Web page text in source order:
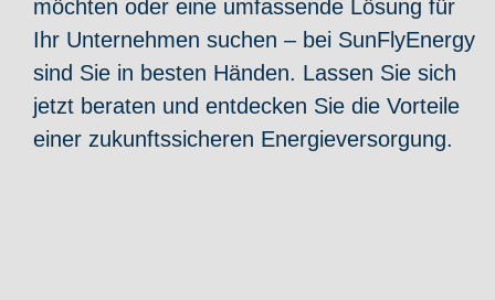
möchten oder eine umfassende Lösung für
Ihr Unternehmen suchen – bei SunFlyEnergy
sind Sie in besten Händen. Lassen Sie sich
jetzt beraten und entdecken Sie die Vorteile
einer zukunftssicheren Energieversorgung.